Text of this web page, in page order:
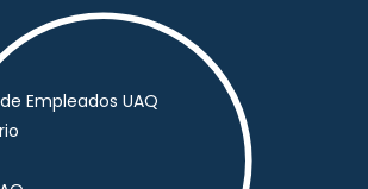
Empleados UAQ